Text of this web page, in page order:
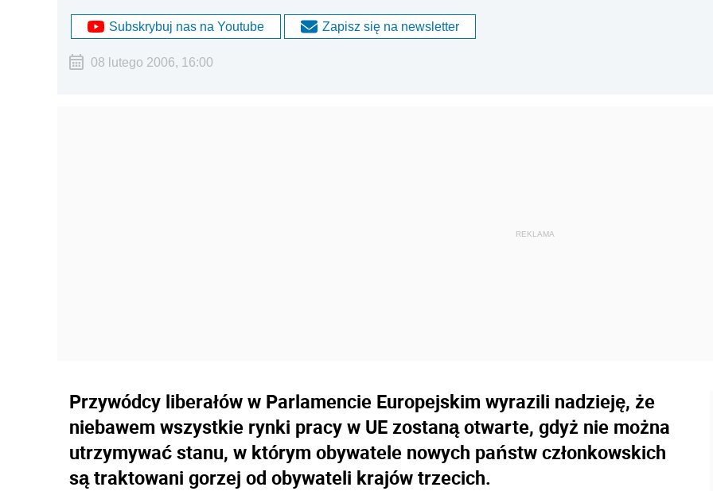
Subskrybuj nas na Youtube Zapisz się na newsletter
08 lutego 2006, 16:00
Przywódcy liberałów w Parlamencie Europejskim wyrazili nadzieję, że
niebawem wszystkie rynki pracy w UE zostaną otwarte, gdyż nie można
utrzymywać stanu, w którym obywatele nowych państw członkowskich
są traktowani gorzej od obywateli krajów trzecich.